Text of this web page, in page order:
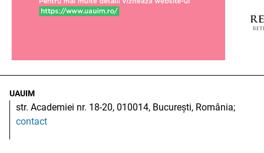
UAUIM
str. Academiei nr. 18-20, 010014, București, România;
contact